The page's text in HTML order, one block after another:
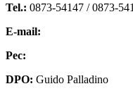
Tel.: 0873-54147 /0873-
E-mail:
Pec:
DPO: Guido Palladino